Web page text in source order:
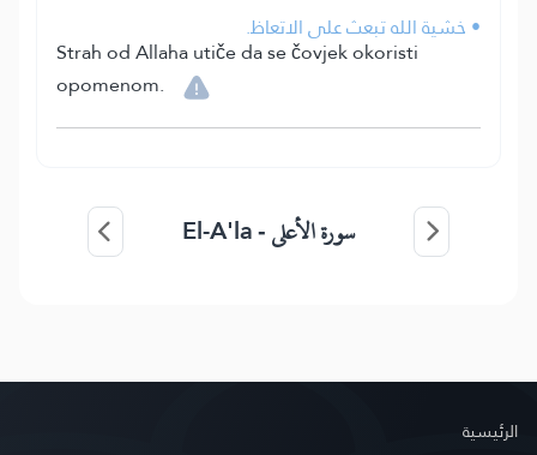
• خشية الله تبعث على الاتعاظ.
Strah od Allaha utiče da se čovjek okoristi
opomenom.
سورة الأعلى -El-A'la
الرئيسية